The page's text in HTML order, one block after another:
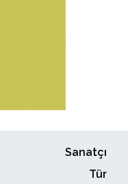
Sanatçı
Tür